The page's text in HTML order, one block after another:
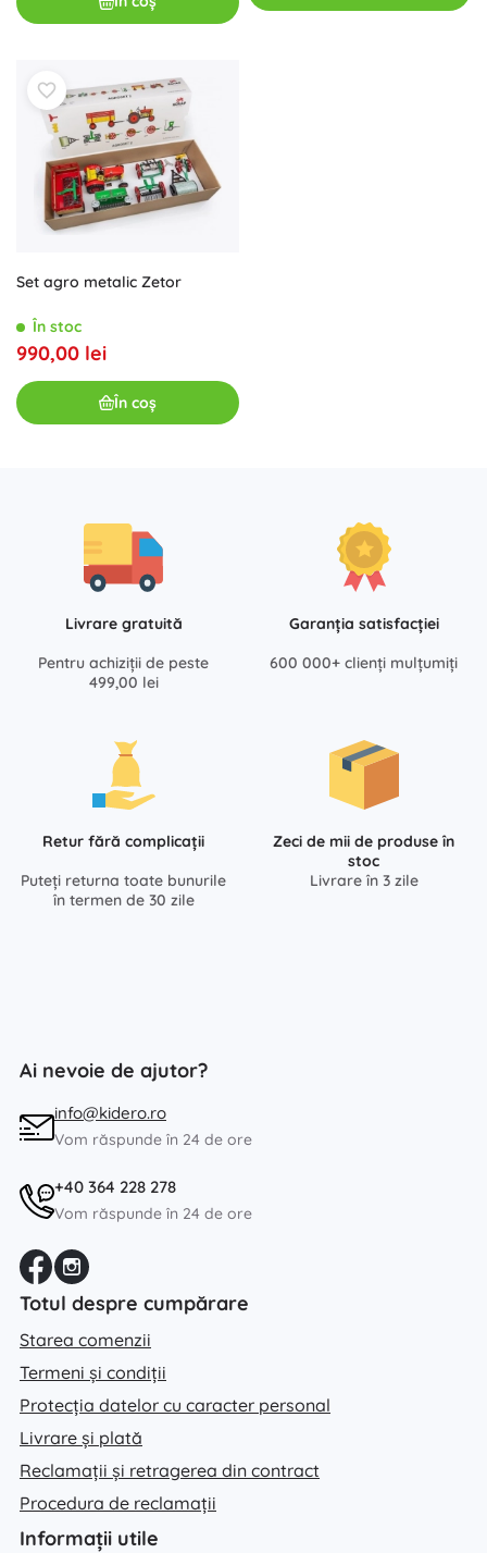
Set agro metalic Zetor
În stoc
990,00 lei
În coș
Livrare gratuită
Pentru achiziții de peste
499,00 lei
Garanția satisfacției
600 000+ clienți mulțumiți
Retur fără complicații
Puteți returna toate bunurile
în termen de 30 zile
Zeci de mii de produse în
stoc
Livrare în 3 zile
Ai nevoie de ajutor?
info@kidero.ro
Vom răspunde în 24 de ore
+40 364 228 278
Vom răspunde în 24 de ore
Totul despre cumpărare
Starea comenzii
Termeni și condiții
Protecția datelor cu caracter personal
Livrare și plată
Reclamații și retragerea din contract
Procedura de reclamații
Informații utile